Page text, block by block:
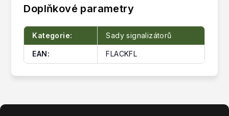
Doplňkové parametry
Kategorie: Sady signalizátorů
EAN: FLACKFL